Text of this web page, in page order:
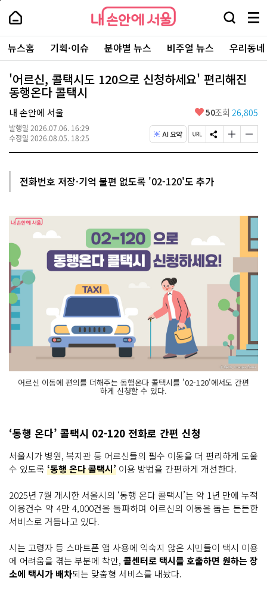
본
로
가
내
손
안
에
서
울
-
서
울
시
대
표
소
통
포
내
손
에
울
검
창
열
기
메
뉴
전
체
보
주
요
서
뉴스홈 기획·이슈 분야별 뉴스 비주얼 뉴스 우리동
'어르신, 콜택시도 120으로 신청하세요' 편리해진
동행온다 콜택시
내 손안에 서울
발행일 2026.07.06. 16:29
수정일 2026.08.05. 18:25
좋
요
50조회 26,805
페
이
R
L
S
N
글
자
하
글
자
하
AI 요약
전화번호 저장·기억 불편 없도록 '02-120'도 추가
어르신 이동에 편의를 더해주는 동행온다 콜택시를 '02-120'에서도 간편
하게 신청할 수 있다.
‘동행 온다’ 콜택시 02-120 전화로 간편 신청
서울시가 병원, 복지관 등 어르신들의 필수 이동을 더 편리하게 도울
수 있도록 ‘동행 온다 콜택시’ 이용 방법을 간편하게 개선한다.
2025년 7월 개시한 서울시의 ‘동행 온다 콜택시’는 약 1년 만에 누적
이용건수 약 4만 4,000건을 돌파하며 어르신의 이동을 돕는 든든한
서비스로 거듭나고 있다.
시는 고령자 등 스마트폰 앱 사용에 익숙지 않은 시민들이 택시 이용
에 어려움을 겪는 부분에 착안, 콜센터로 택시를 호출하면 원하는 장
소에 택시가 배차되는 맞춤형 서비스를 내놨다.
페
상
단
로